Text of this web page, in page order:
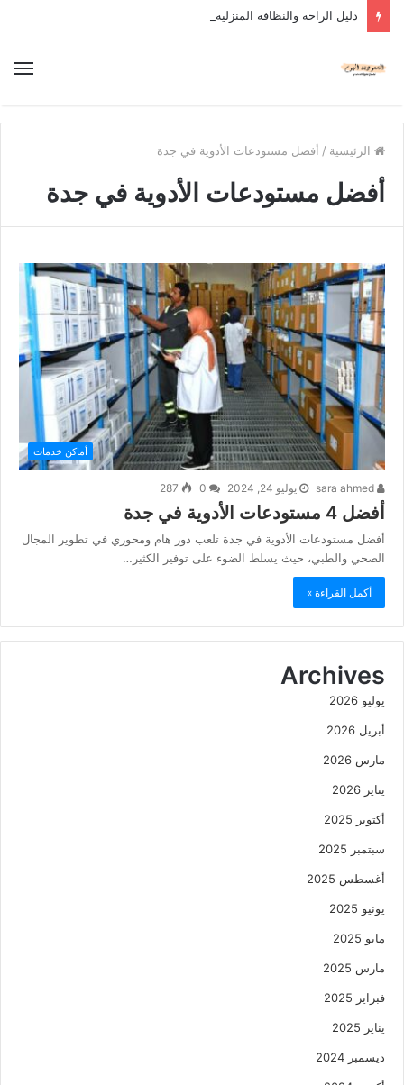
دليل الراحة والنظافة المنزلية
الرئيسية / أفضل مستودعات الأدوية في جدة
أفضل مستودعات الأدوية في جدة
أماكن خدمات
يوليو 24, 2024 287
أفضل 4 مستودعات الأدوية في جدة
أفضل مستودعات الأدوية في جدة تلعب دور هام ومحوري في تطوير المجال
الصحي والطبي، حيث يسلط الضوء على توفير الكثير…
أكمل القراءة »
Archives
يوليو 2026
أبريل 2026
مارس 2026
يناير 2026
أكتوبر 2025
سبتمبر 2025
أغسطس 2025
يونيو 2025
مايو 2025
مارس 2025
فبراير 2025
يناير 2025
ديسمبر 2024